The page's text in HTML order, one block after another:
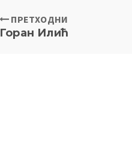
ПРЕТХОДНИ
Горан Илић